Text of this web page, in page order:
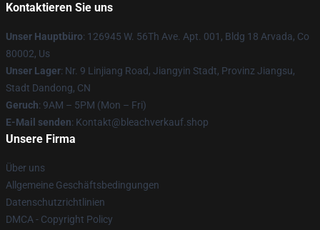
Kontaktieren Sie uns
Unser Hauptbüro: 126945 W. 56Th Ave. Apt. 001, Bldg 18 Arvada, Co
80002, Us
Unser Lager: Nr. 9 Linjiang Road, Jiangyin Stadt, Provinz Jiangsu,
Stadt Dandong, CN
Geruch: 9AM – 5PM (Mon – Fri)
E-Mail senden: Kontakt@bleachverkauf.shop
Unsere Firma
Über uns
Allgemeine Geschäftsbedingungen
Datenschutzrichtlinien
DMCA - Copyright Policy